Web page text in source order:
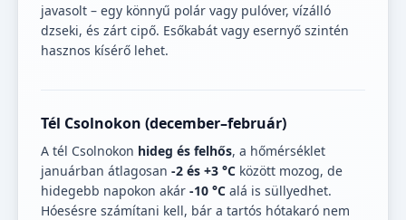
javasolt – egy könnyű polár vagy pulóver, vízálló
dzseki, és zárt cipő. Esőkabát vagy esernyő szintén
hasznos kísérő lehet.
Tél Csolnokon (december–február)
A tél Csolnokon hideg és felhős, a hőmérséklet
januárban átlagosan -2 és +3 °C között mozog, de
hidegebb napokon akár -10 °C alá is süllyedhet.
Hóesésre számítani kell, bár a tartós hótakaró nem